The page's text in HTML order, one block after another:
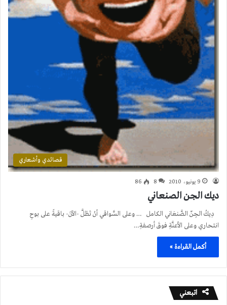
قصائدي وأشعاري
9 يونيو، 2010 8
86
ديك الجن الصنعاني
دِيكُ الجِنّ الصَّنعَاني الكامل … وعلى السَّواقي أنْ تَظلَّ -الآنَ- باقيةً على بوحِ
انتحاري وعلى الأعنَّةِ فوقَ أرصفةِ…
أكمل القراءة »
اتبعني